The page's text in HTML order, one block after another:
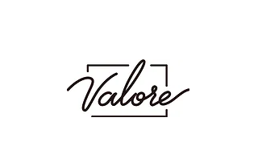
鹿児島美容室 デザイン 似合わせ パ
ーマ メンズパーマ 波巻き スパイラル ツイスト
ツイスパ ピンパーマ ダウンパーマ カラー ダブル
カラー ハイトーン ブリーチ １ブリーチ メッシュ
メッシュキャップ ホワイト シルバー ベージュ ミル